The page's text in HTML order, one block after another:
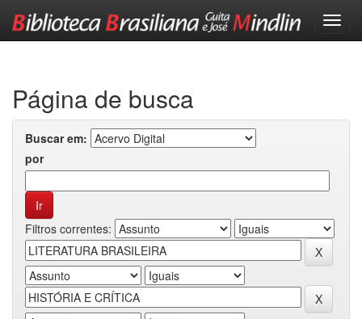
Página de busca
Buscar em:
por
Filtros correntes: